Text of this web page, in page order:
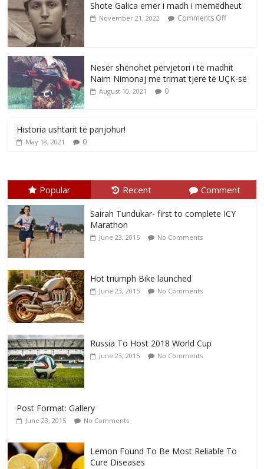
Shote Galica emër i madh i mëmëdheut
November 21, 2022 Comments Off
Nesër shënohet përvjetori i të madhit
Naim Nimonaj me trimat tjerë të UÇK-së
August 10, 2021 0
Historia ushtarit të panjohur!
May 18, 2021 0
Popular Recent Comment
Sairah Tundukar- first to complete ICY
Marathon
June 23, 2015 No Comments
Hot triumph Bike launched
June 23, 2015 No Comments
Russia To Host 2018 World Cup
June 23, 2015 No Comments
Post Format: Gallery
June 23, 2015 No Comments
Lemon Found To Be Most Reliable To
Cure Diseases